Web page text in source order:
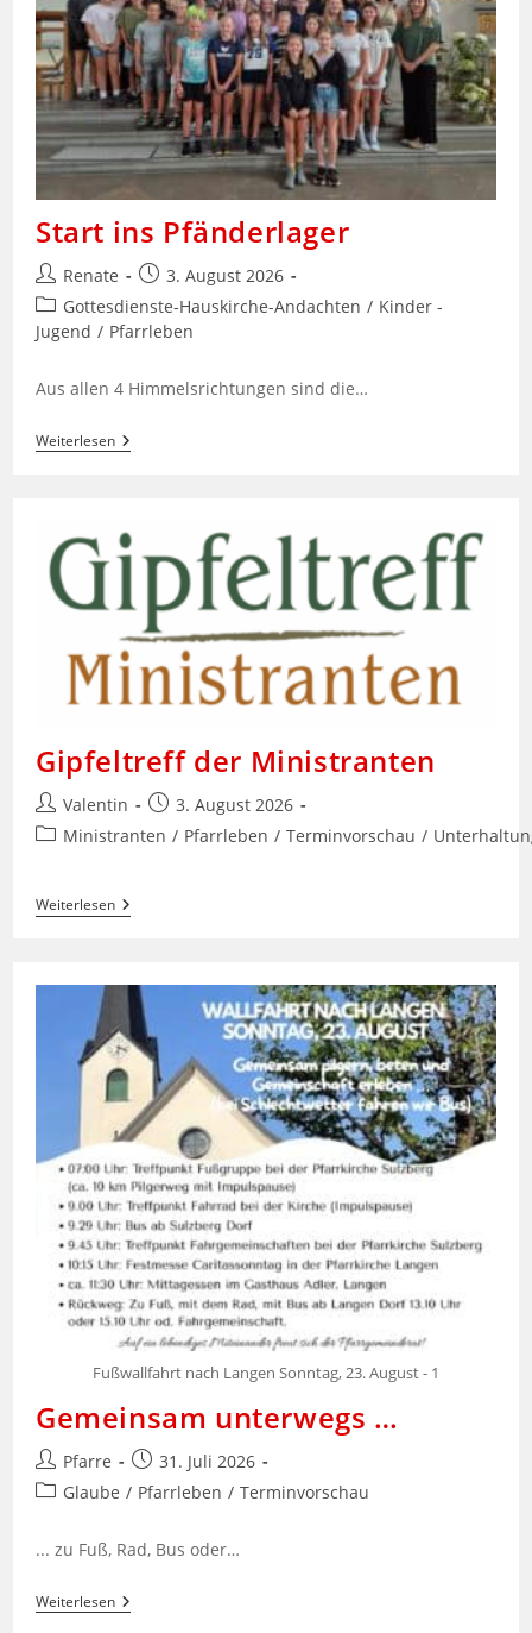
Start ins Pfänderlager
Beitrags-
Autor:
Renate
Beitrag
veröffentlicht:
3. August 2026
Beitrags-
Kategorie:
Gottesdienste-Hauskirche-Andachten / Kinder -
Jugend / Pfarrleben
Aus allen 4 Himmelsrichtungen sind die…
WeiterlesenStart
Ins
Gipfeltreff der Ministranten
Beitrags-
Autor:
Valentin
Beitrag
veröffentlicht:
3. August 2026
Beitrags-
Ministranten / Pfarrleben / Terminvorschau /
WeiterlesenGipfeltreff
Der
Fußwallfahrt nach Langen Sonntag, 23. August - 1
Gemeinsam unterwegs …
Beitrags-
Autor:
Pfarre
Beitrag
veröffentlicht:
31. Juli 2026
Beitrags-
Glaube / Pfarrleben / Terminvorschau
... zu Fuß, Rad, Bus oder…
WeiterlesenGemeinsam
Unterwegs